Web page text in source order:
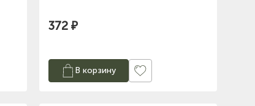
372 ₽
В корзину